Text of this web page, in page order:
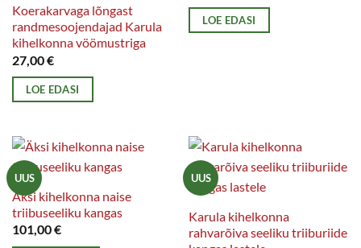
Koerakarvaga lõngast
randmesoojendajad Karula
kihelkonna vöömustriga
27,00€
LOE EDASI
LOE EDASI
UUS
Äksi kihelkonna naise
triibuseeliku kangas
101,00€
UUS
Karula kihelkonna
rahvarõiva seeliku triiburiide